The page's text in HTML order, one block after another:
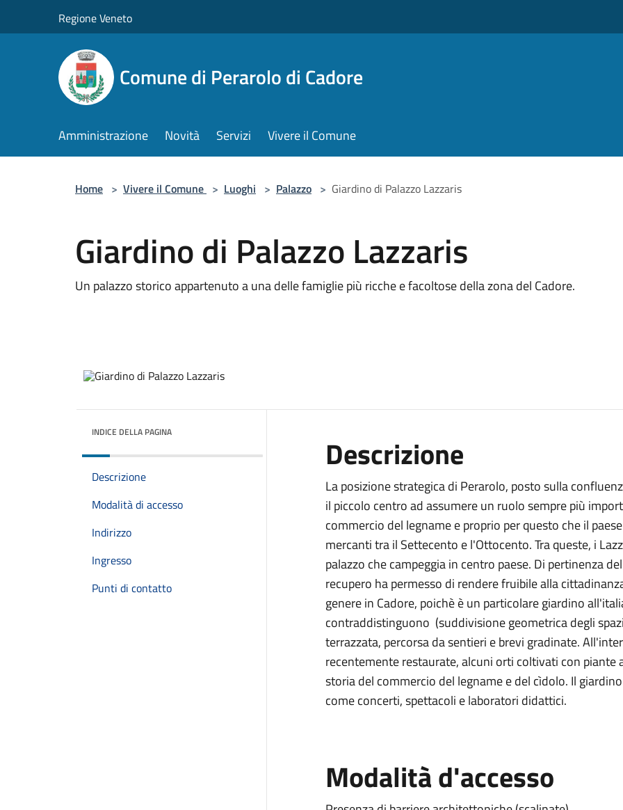
Regione Veneto
Comune di Perarolo di Cadore
Amministrazione Novità Servizi Vivere il Comune
Home > Vivere il Comune > Luoghi > Palazzo > Giardino di Palazzo Lazzaris
Giardino di Palazzo Lazzaris
Un palazzo storico appartenuto a una delle famiglie più ricche e facoltose della zona del Cadore.
INDICE DELLA PAGINA
Descrizione
Modalità di accesso
Indirizzo
Ingresso
Punti di contatto
Descrizione
La posizione strategica di Perarolo, posto sulla
il piccolo centro ad assumere un ruolo sempre più
commercio del legname e proprio per questo che il
mercanti tra il Settecento e l'Ottocento. Tra queste, i
palazzo che campeggia in centro paese. Di pertinenza
recupero ha permesso di rendere fruibile alla
genere in Cadore, poichè è un particolare giardino
contraddistinguono (suddivisione geometrica degli
terrazzata, percorsa da sentieri e brevi gradinate.
recentemente restaurate, alcuni orti coltivati con
storia del commercio del legname e del cìdolo. Il
come concerti, spettacoli e laboratori didattici.
Modalità d'accesso